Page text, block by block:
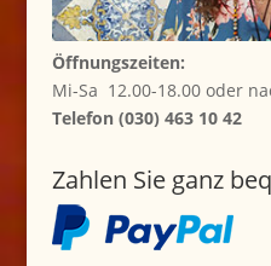
Öffnungszeiten:
Mi-Sa 12.00-18.00 oder
Telefon (030) 463 10 42
Zahlen Sie ganz